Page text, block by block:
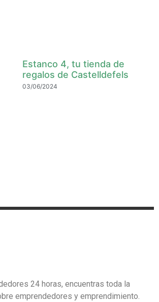
Estanco 4, tu tienda de
regalos de Castelldefels
03/06/2024
24 horas, encuentras toda la
emprendedores y emprendimiento.